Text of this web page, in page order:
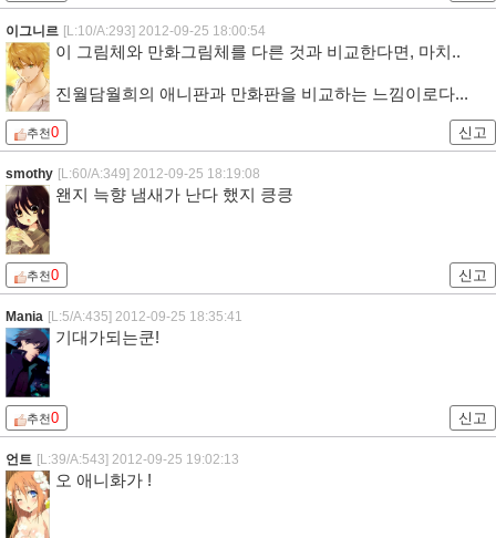
이그니르 [L:10/A:293] 2012-09-25 18:00:54
이 그림체와 만화그림체를 다른 것과 비교한다면, 마치..
진월담월희의 애니판과 만화판을 비교하는 느낌이로다...
추천0 신고
smothy [L:60/A:349] 2012-09-25 18:19:08
왠지 늑향 냄새가 난다 했지 킁킁
추천0 신고
Mania [L:5/A:435] 2012-09-25 18:35:41
기대가되는쿤!
추천0 신고
언트 [L:39/A:543] 2012-09-25 19:02:13
오 애니화가 !